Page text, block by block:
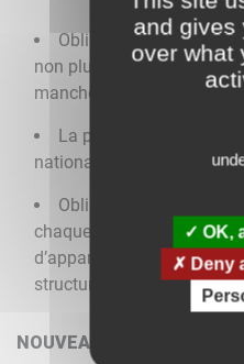
Obligation de
non plus 3) et un
manche.
La présence de toutes
nationale est imposée au
Obligation d’
chaque structure de
d’appartenance d’une
structures départementales
NOUVEAU FORMAT POUR
and gives
over what
OK,
Deny